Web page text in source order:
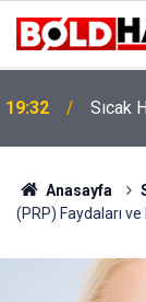
19:32 Sıcak
Anasayfa
(PRP) Faydaları